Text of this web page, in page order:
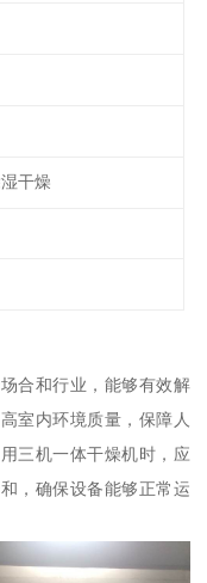
干燥
合和行业，能够有效解
室内环境质量，保障人
三机一体干燥机时，应
，确保设备能够正常运